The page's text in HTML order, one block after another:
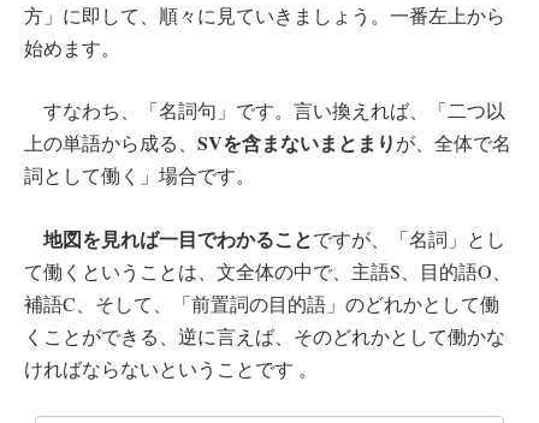
方」に即して、順々に見ていきましょう。一番左上から
始めます。
すなわち、「名詞句」です。言い換えれば、「二つ以
上の単語から成る、 SVを含まないまとまりが、全体で名
詞として働く」場合です。
地図を見れば一目でわかることですが、「名詞」とし
て働くということは、文全体の中で、主語S、目的語O、
補語C、そして、「前置詞の目的語」のどれかとして働
くことができる、逆に言えば、そのどれかとして働かな
ければならないということです 。